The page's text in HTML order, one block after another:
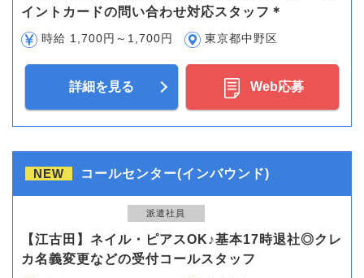
イントカードの問い合わせ対応スタッフ＊
時給 1,700円～1,700円 東京都中野区
詳細を見る Web応募
NEW コールセンター(インバウンド)
派遣社員
【江古田】ネイル・ピアスOK♪基本17時退社◎クレ
カ名義変更などの受付コールスタッフ